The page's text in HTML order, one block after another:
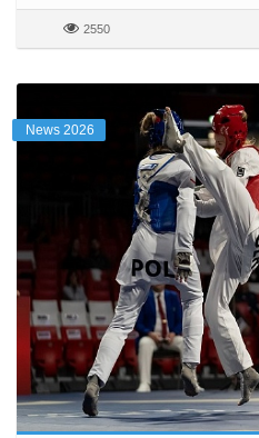
2550
News 2026